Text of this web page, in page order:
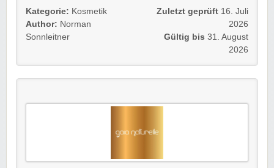
Kategorie: Kosmetik
Author: Norman
Sonnleitner
Zuletzt geprüft 16. Juli
2026
Gültig bis 31. August
2026